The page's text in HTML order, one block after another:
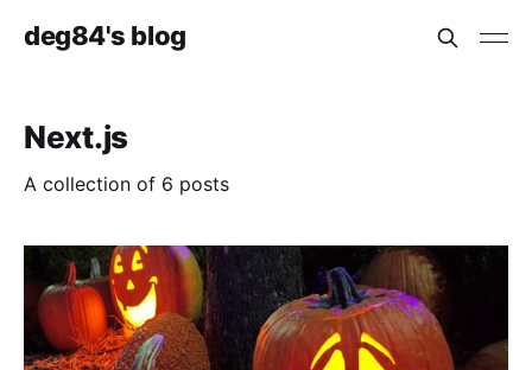
deg84's blog
Next.js
A collection of 6 posts